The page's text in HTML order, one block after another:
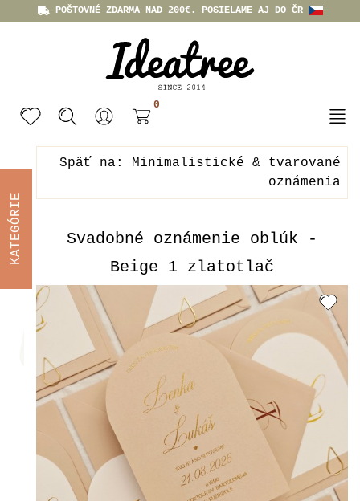
POŠTOVNÉ ZDARMA NAD 200€. POSIELAME AJ DO ČR
0
Späť na: Minimalistické & tvarované
oznámenia
Svadobné oznámenie oblúk -
Beige 1 zlatotlač
KATEGÓRIE